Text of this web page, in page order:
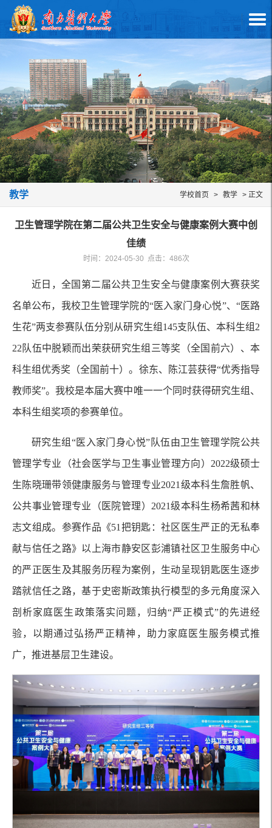
教学 学校首页 > 教学 > 正文
卫生管理学院在第二届公共卫生安全与健康案例大赛中创
佳绩
时间：2024-05-30 点击： 486次
近日，全国第二届公共卫生安全与健康案例大赛获奖
名单公布，我校卫生管理学院的“医入家门身心悦”、“医路
生花”两支参赛队伍分别从研究生组145支队伍、本科生组2
22队伍中脱颖而出荣获研究生组三等奖（全国前六）、本
科生组优秀奖（全国前十）。徐东、陈江芸获得“优秀指导
教师奖”。我校是本届大赛中唯一一个同时获得研究生组、
本科生组奖项的参赛单位。
研究生组“医入家门身心悦”队伍由卫生管理学院公共
管理学专业（社会医学与卫生事业管理方向）2022级硕士
生陈晓珊带领健康服务与管理专业2021级本科生詹胜帆、
公共事业管理专业（医院管理）2021级本科生杨希茜和林
志文组成。参赛作品《51把钥匙：社区医生严正的无私奉
献与信任之路》以上海市静安区彭浦镇社区卫生服务中心
的严正医生及其服务历程为案例，生动呈现钥匙医生逐步
踏就信任之路，基于史密斯政策执行模型的多元角度深入
剖析家庭医生政策落实问题，归纳“严正模式”的先进经
验，以期通过弘扬严正精神，助力家庭医生服务模式推
广，推进基层卫生建设。